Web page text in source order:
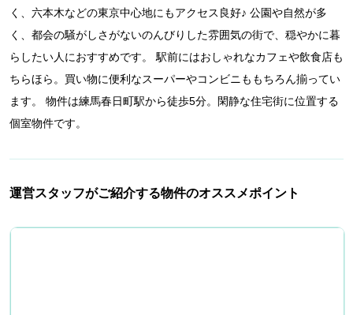
く、六本木などの東京中心地にもアクセス良好♪ 公園や自然が多
く、都会の騒がしさがないのんびりした雰囲気の街で、穏やかに暮
らしたい人におすすめです。 駅前にはおしゃれなカフェや飲食店も
ちらほら。買い物に便利なスーパーやコンビニももちろん揃ってい
ます。 物件は練馬春日町駅から徒歩5分。閑静な住宅街に位置する
個室物件です。
運営スタッフがご紹介する物件のオススメポイント